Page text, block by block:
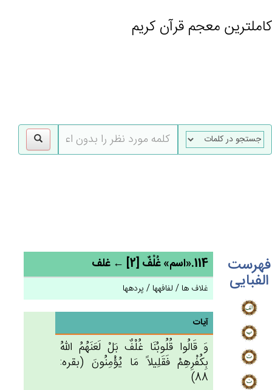
کاملترین معجم قرآن کریم
فهرست
الفبایی
114.«اسم» غُلْف‌ٌ [2] ← غلف
غلاف ها / لفافه‏ها / پرده‏ها
آیات
وَ قَالُوا قُلُوبُنَا غُلْف‌ٌ بَل‌ْ لَعَنَهُم‌ُ الله‌ُ
بِكُفْرِهِم‌ْ فَقَلِيلاً مَا يُؤْمِنُون‌َ (بقره:
88)